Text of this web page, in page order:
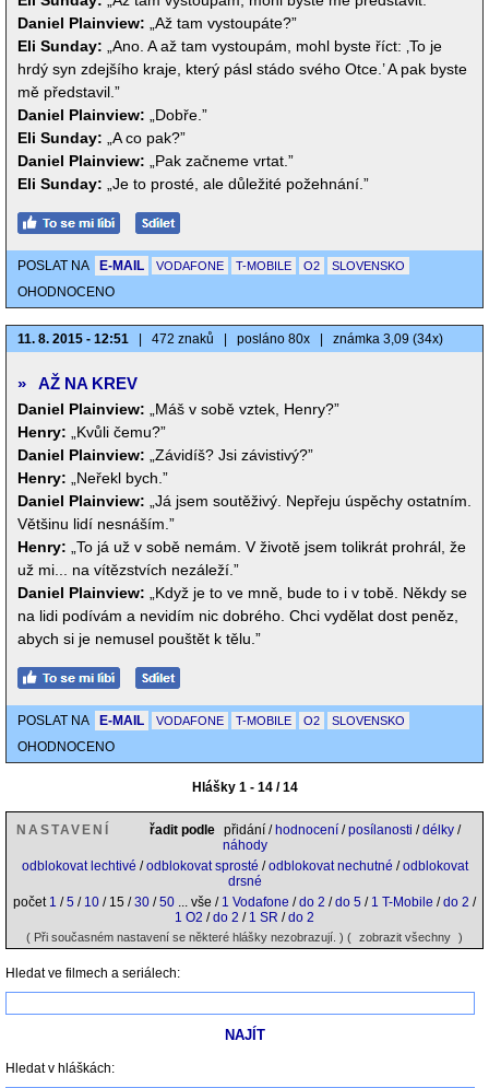
Daniel Plainview:
„Až tam vystoupáte?”
Eli Sunday:
„Ano. A až tam vystoupám, mohl byste říct: ‚To je
hrdý syn zdejšího kraje, který pásl stádo svého Otce.’ A pak byste
mě představil.”
Daniel Plainview:
„Dobře.”
Eli Sunday:
„A co pak?”
Daniel Plainview:
„Pak začneme vrtat.”
Eli Sunday:
„Je to prosté, ale důležité požehnání.”
POSLAT NA E-MAIL VODAFONE T-MOBILE O2 SLOVENSKO
OHODNOCENO
11. 8. 2015 - 12:51 472 znaků posláno 80x známka 3,09 (34x)
» AŽ NA KREV
Daniel Plainview:
„Máš v sobě vztek, Henry?”
Henry:
„Kvůli čemu?”
Daniel Plainview:
„Závidíš? Jsi závistivý?”
Henry:
„Neřekl bych.”
Daniel Plainview:
„Já jsem soutěživý. Nepřeju úspěchy ostatním.
Většinu lidí nesnáším.”
Henry:
„To já už v sobě nemám. V životě jsem tolikrát prohrál, že
už mi... na vítězstvích nezáleží.”
Daniel Plainview:
„Když je to ve mně, bude to i v tobě. Někdy se
na lidi podívám a nevidím nic dobrého. Chci vydělat dost peněz,
abych si je nemusel pouštět k tělu.”
POSLAT NA E-MAIL VODAFONE T-MOBILE O2 SLOVENSKO
OHODNOCENO
Hlášky 1 - 14 / 14
NASTAVENÍ řadit podle přidání / hodnocení /posílanosti /délky /
náhody
odblokovat lechtivé /odblokovat sprosté /odblokovat nechutné /odblokovat
drsné
počet 1 /5 / 10 / 15 /30 /50 ... vše / 1 Vodafone /do 2 /do 5 / 1 T-Mobile /do 2 /
1 O2 /do 2 / 1 SR /do 2
( Při současném nastavení se některé hlášky nezobrazují. ) ( zobrazit všechny )
Hledat ve filmech a seriálech:
Hledat v hláškách: